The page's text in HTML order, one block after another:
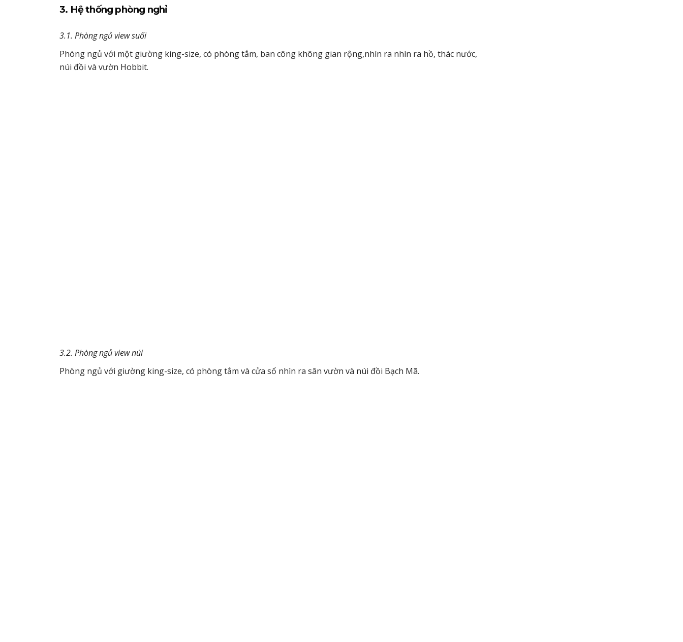
3. Hệ thống phòng nghỉ
3.1. Phòng ngủ view suối
Phòng ngủ với một giường king-size, có phòng tắm, ban công không gian rộng,nhìn ra nhìn ra hồ, thác nước,
núi đồi và vườn Hobbit.
3.2. Phòng ngủ view núi
Phòng ngủ với giường king-size, có phòng tắm và cửa sổ nhìn ra sân vườn và núi đồi Bạch Mã.